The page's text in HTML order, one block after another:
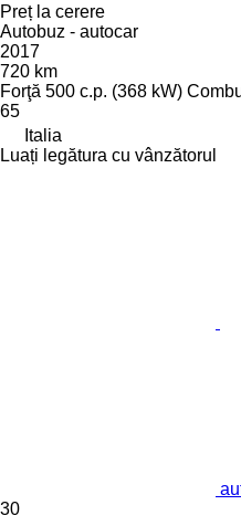
Preț la cerere
Autobuz - autocar
2017
720 km
Forţă 500 c.p. (368 kW)
65
Italia
Luați legătura cu vânzătorul
30